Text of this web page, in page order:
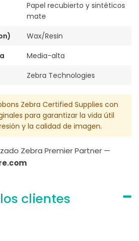
Papel recubierto y sintéticos
mate
Wax/Resin
Media-alta
Zebra Technologies
Zebra Certified Supplies con
para garantizar la vida útil
y la calidad de imagen.
Zebra Premier Partner —
clientes